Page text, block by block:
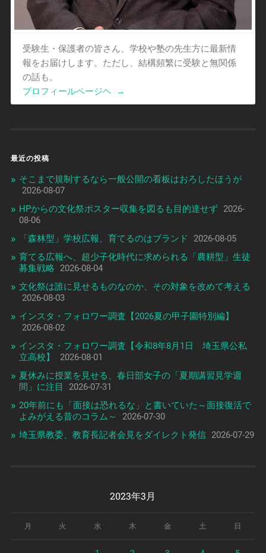
受験生・保護者の皆さん、学校や塾の先生方に最新情
報をお届けします。ただし、結構頻繁に受験と無関係
の話も。
プロフィールページヘ
→
最近の投稿
そこまで規制するなら一般公開の看板はおろしたほうが
2026-08-07
HPからの文化祭ポスター収集を図るも目的達せず 2026-
08-06
「森林型」学校広報、育てるのはブランド
2026-08-05
育てる広報へ、超少子化時代に求められる「農耕型」生徒
募集戦略
2026-08-04
文化祭は誰に見せるものなのか、その対象を改めて考える
2026-08-03
インスタ・フォロワー調査【2026夏の甲子園特別編】
2026-08-02
インスタ・フォロワー調査【令和8年8月1日 埼玉県公私
立高校】
2026-08-01
夏休みに授業を見せる、春日部女子の「夏期講習見学週
間」に注目
2026-07-31
20年前にも「面接は恐れるな」と書いていた～面接復活で
よみがえる昔のコラム～
2026-07-30
埼玉県教委、教育長記者会見をダイレクト発信 2026-07-29
2023年3月
月 火 水 木 金 土 日